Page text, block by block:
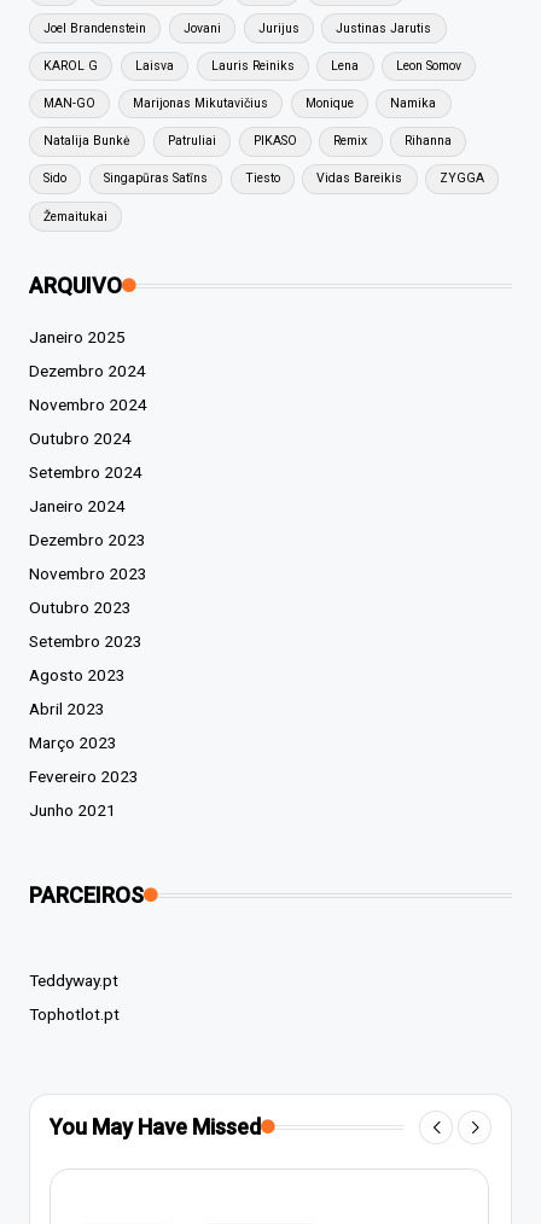
Joel Brandenstein Jovani Jurijus Justinas Jarutis
KAROL G Laisva Lauris Reiniks Lena Leon Somov
MAN-GO Marijonas Mikutavičius Monique Namika
Natalija Bunkė Patruliai PIKASO Remix Rihanna
Sido Singapūras Satīns Tiesto Vidas Bareikis ZYGGA
Žemaitukai
ARQUIVO
Janeiro 2025
Dezembro 2024
Novembro 2024
Outubro 2024
Setembro 2024
Janeiro 2024
Dezembro 2023
Novembro 2023
Outubro 2023
Setembro 2023
Agosto 2023
Abril 2023
Março 2023
Fevereiro 2023
Junho 2021
PARCEIROS
Teddyway.pt
Tophotlot.pt
You May Have Missed